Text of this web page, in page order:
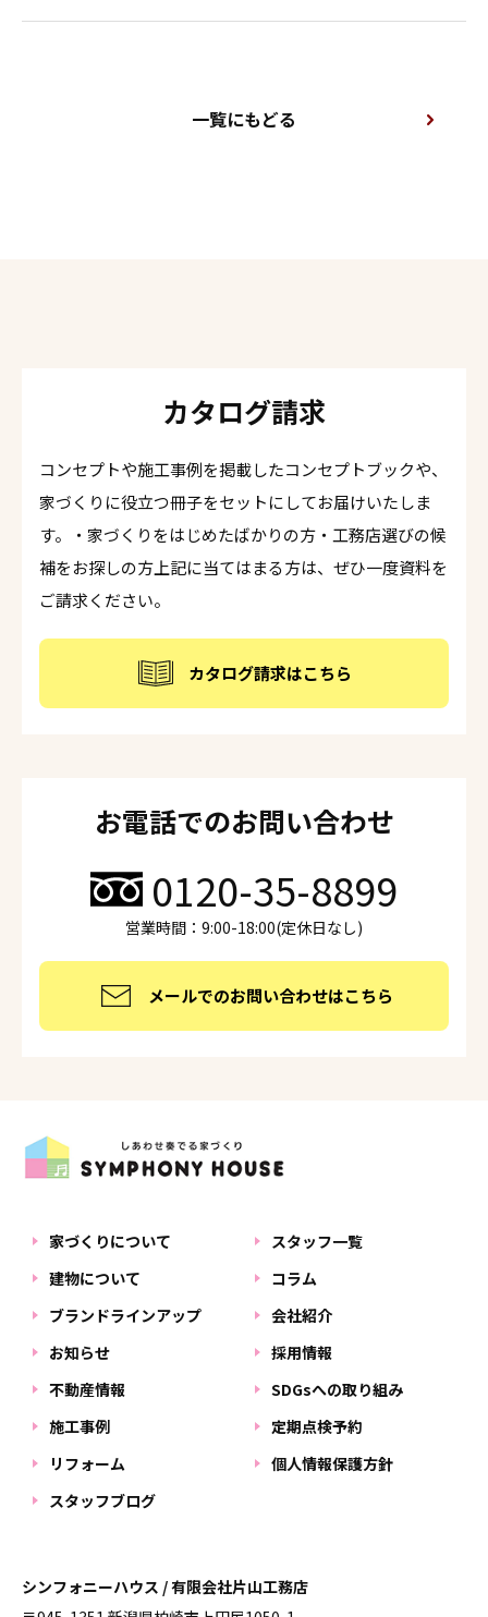
一覧にもどる
カタログ請求
コンセプトや施工事例を掲載したコンセプトブックや、
家づくりに役立つ冊子をセットにしてお届けいたしま
す。・家づくりをはじめたばかりの方・工務店選びの候
補をお探しの方上記に当てはまる方は、ぜひ一度資料を
ご請求ください。
カタログ請求はこちら
お電話でのお問い合わせ
0120-35-8899
営業時間：9:00-18:00(定休日なし)
メールでのお問い合わせはこちら
家づくりについて
建物について
ブランドラインアップ
お知らせ
不動産情報
施工事例
リフォーム
スタッフブログ
スタッフ一覧
コラム
会社紹介
採用情報
SDGsへの取り組み
定期点検予約
個人情報保護方針
シンフォニーハウス / 有限会社片山工務店